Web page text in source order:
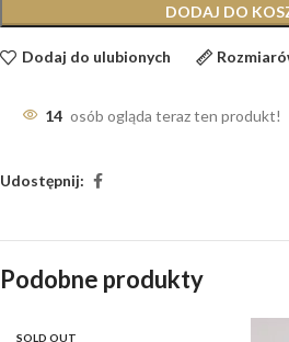
DODAJ DO
Dodaj do ulubionych
14 osób ogląda teraz ten produkt!
Udostępnij:
Podobne produkty
SOLD OUT